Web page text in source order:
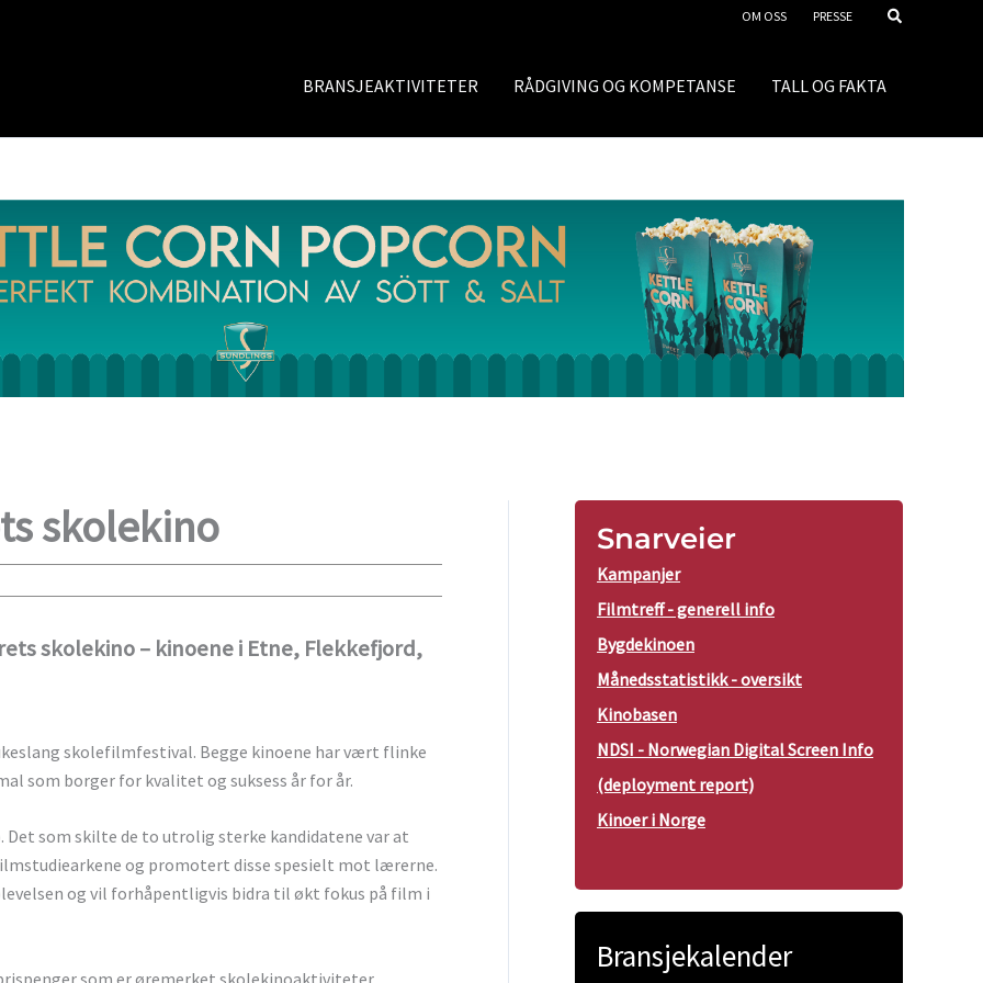
OM OSS PRESSE
BRANSJEAKTIVITETER RÅDGIVING OG KOMPETANSE TALL OG FAKTA
skolekino
skolekino – kinoene i Etne, Flekkefjord,
skolefilmfestival. Begge kinoene har vært flinke
som borger for kvalitet og suksess år for år.
som skilte de to utrolig sterke kandidatene var at
og promotert disse spesielt mot lærerne.
og vil forhåpentligvis bidra til økt fokus på film i
som er øremerket skolekinoaktiviteter.
Snarveier
Kampanjer
Filmtreff - generell info
Bygdekinoen
Månedsstatistikk - oversikt
Kinobasen
NDSI - Norwegian Digital Screen Info
(deployment report)
Kinoer i Norge
Bransjekalender